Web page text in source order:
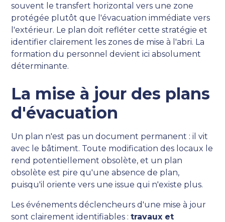
souvent le transfert horizontal vers une zone
protégée plutôt que l'évacuation immédiate vers
l'extérieur. Le plan doit refléter cette stratégie et
identifier clairement les zones de mise à l'abri. La
formation du personnel devient ici absolument
déterminante.
La mise à jour des plans
d'évacuation
Un plan n'est pas un document permanent : il vit
avec le bâtiment. Toute modification des locaux le
rend potentiellement obsolète, et un plan
obsolète est pire qu'une absence de plan,
puisqu'il oriente vers une issue qui n'existe plus.
Les événements déclencheurs d'une mise à jour
sont clairement identifiables :travaux et